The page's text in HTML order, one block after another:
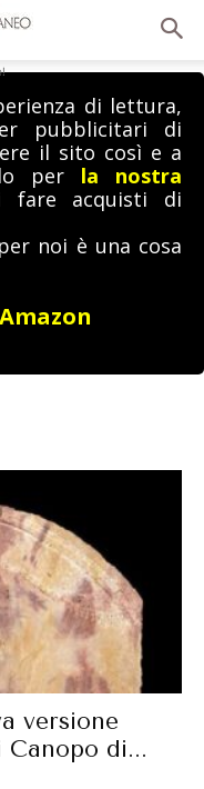
di lettura,
pubblicitari di
il sito così e a
per la nostra
fare acquisti di
noi è una cosa
versione
di...